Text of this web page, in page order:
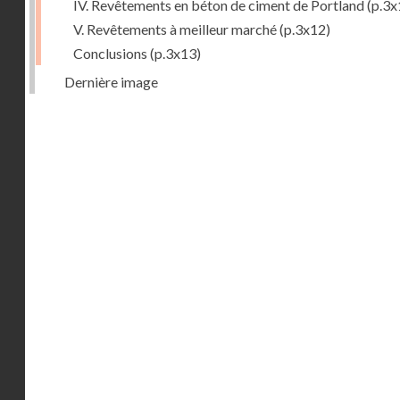
IV. Revêtements en béton de ciment de Portland
V. Revêtements à meilleur marché(p.3x12)
Conclusions (p.3x13)
Dernière image